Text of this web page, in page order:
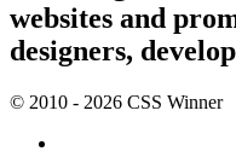
websites and
designers,
© 2010 - 2026 CSS Winner